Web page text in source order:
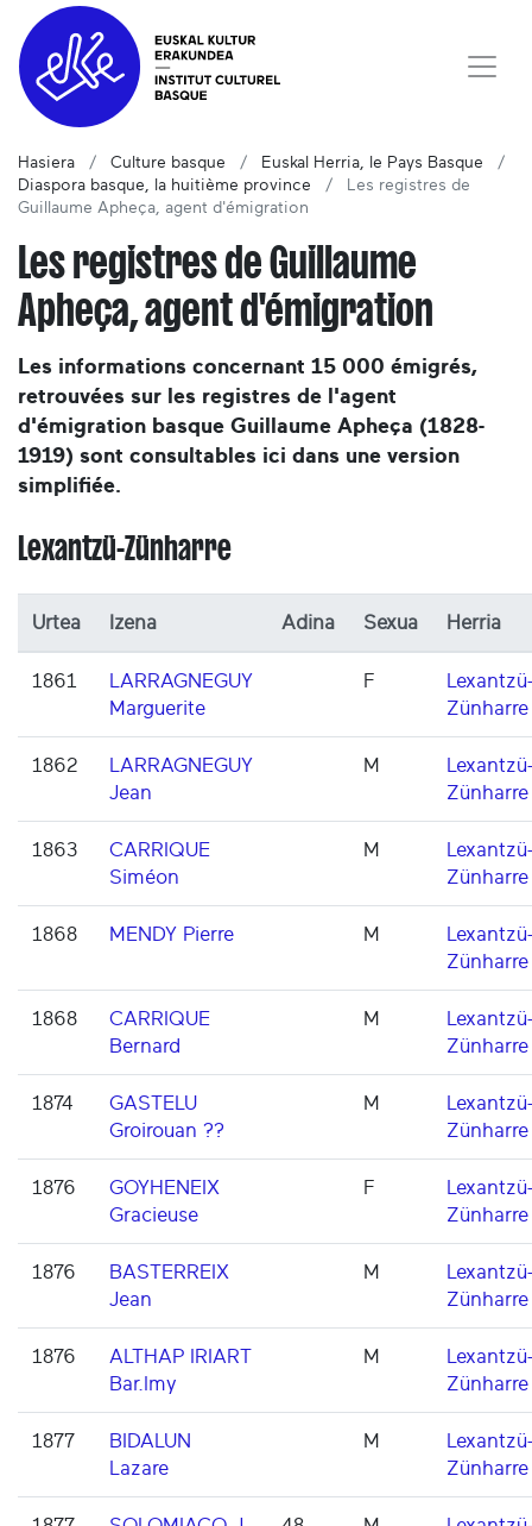
Hasiera Culture basque
Euskal Herria, le Pays Basque
Diaspora basque, la huitième province
Les registres de
Guillaume Apheça, agent d'émigration
Les registres de Guillaume
Apheça, agent d'émigration
Les informations concernant 15 000 émigrés,
retrouvées sur les registres de l'agent
d'émigration basque Guillaume Apheça (1828-
1919) sont consultables ici dans une version
simplifiée.
Lexantzü-Zünharre
Urtea Izena Adina Sexua Herria
1861
LARRAGNEGUY
Marguerite
F
Lexantzü-
Zünharre
1862
LARRAGNEGUY
Jean
M
Lexantzü-
Zünharre
1863
CARRIQUE
Siméon
M
Lexantzü-
Zünharre
1868 MENDY Pierre M
Lexantzü-
Zünharre
1868
CARRIQUE
Bernard
M
Lexantzü-
Zünharre
1874
GASTELU
Groirouan ??
M
Lexantzü-
Zünharre
1876
GOYHENEIX
Gracieuse
F
Lexantzü-
Zünharre
1876
BASTERREIX
Jean
M
Lexantzü-
Zünharre
1876
ALTHAP IRIART
Bar.lmy
M
Lexantzü-
Zünharre
1877
BIDALUN
Lazare
M
Lexantzü-
Zünharre